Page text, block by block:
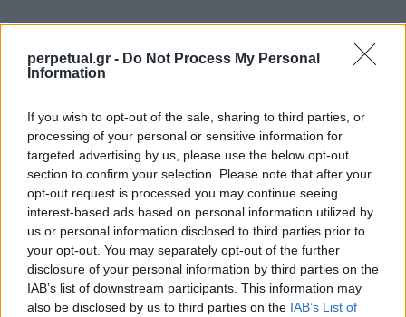
perpetual.gr - Do Not Process My Personal
Information
If you wish to opt-out of the sale, sharing to third parties, or
processing of your personal or sensitive information for
targeted advertising by us, please use the below opt-out
section to confirm your selection. Please note that after your
opt-out request is processed you may continue seeing
interest-based ads based on personal information utilized by
us or personal information disclosed to third parties prior to
your opt-out. You may separately opt-out of the further
disclosure of your personal information by third parties on the
IAB’s list of downstream participants. This information may
also be disclosed by us to third parties on the IAB’s List of